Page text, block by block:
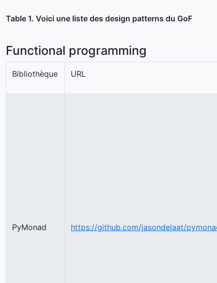
Table 1. Voici une liste des design patterns du GoF
Functional programming
Bibliothèque URL
PyMonad https://github.com/jasondelaat/